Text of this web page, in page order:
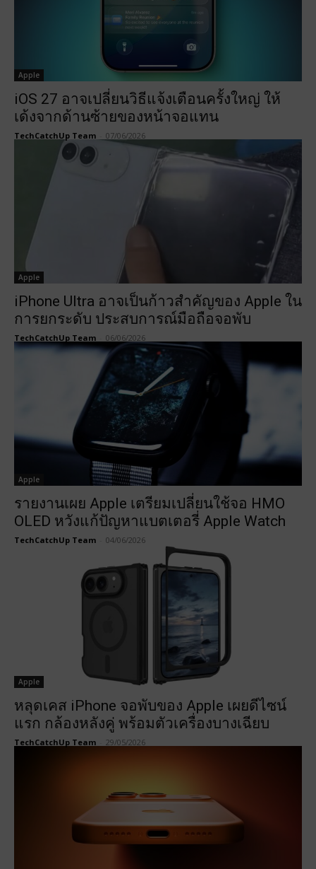
Apple
iOS 27 อาจเปลี่ยนวิธีแจ้งเตือนครั้งใหญ่ ให้
เด้งจากด้านซ้ายของหน้าจอแทน
TechCatchUp Team 07/06/2026
Apple
iPhone Ultra อาจเป็นก้าวสำคัญของ Apple ใน
การยกระดับ ประสบการณ์มือถือจอพับ
TechCatchUp Team 06/06/2026
Apple
รายงานเผย Apple เตรียมเปลี่ยนใช้จอ HMO
OLED หวังแก้ปัญหาแบตเตอรี่ Apple Watch
TechCatchUp Team 04/06/2026
Apple
หลุดเคส iPhone จอพับของ Apple เผยดีไซน์
แรก กล้องหลังคู่ พร้อมตัวเครื่องบางเฉียบ
TechCatchUp Team 29/05/2026